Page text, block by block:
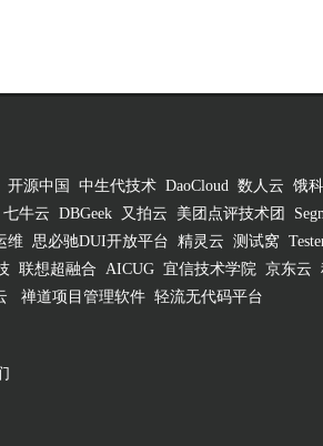
开源中国 中生代技术 DaoCloud 数人云 饿
七牛云 DBGeek 又拍云 美团点评技术团
维 思必驰DUI开放平台 精灵云 测试窝
联想超融合 AICUG 宜信技术学院 京东云
禅道项目管理软件 轻流无代码平台